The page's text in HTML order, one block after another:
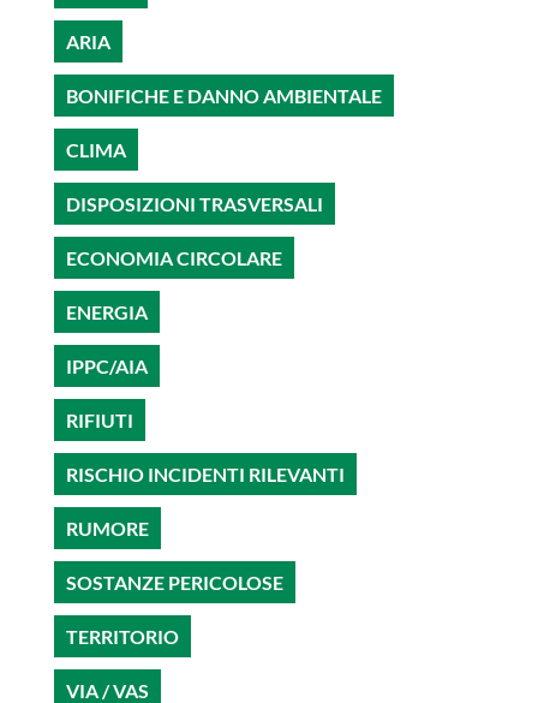
ARIA
BONIFICHE E DANNO AMBIENTALE
CLIMA
DISPOSIZIONI TRASVERSALI
ECONOMIA CIRCOLARE
ENERGIA
IPPC/AIA
RIFIUTI
RISCHIO INCIDENTI RILEVANTI
RUMORE
SOSTANZE PERICOLOSE
TERRITORIO
VIA / VAS